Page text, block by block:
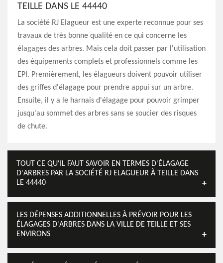
TEILLE DANS LE 44440
La société RJ Elagueur est une experte reconnue pour ses
travaux de très bonne qualité en ce qui concerne les
élagages des arbres. Mais cela doit passer par l'utilisation
des équipements complets et professionnels comme les
EPI. Premièrement, les élagueurs doivent pouvoir utiliser
des griffes d'élagage pour prendre appui sur un arbre.
Ensuite, il y a le harnais d'élagage pour pouvoir grimper
jusqu'au sommet des arbres sans se soucier des risques
de chute.
TOUT CE QU'IL FAUT SAVOIR EN TERMES D'ÉLAGAGE
D'ARBRES PAR LA SOCIÉTÉ RJ ELAGUEUR À TEILLE DANS
LE 44440
LES DÉPENSES ADDITIONNELLES À PRÉVOIR POUR LES
ÉLAGAGES D'ARBRES DANS LA VILLE DE TEILLE ET SES
ENVIRONS